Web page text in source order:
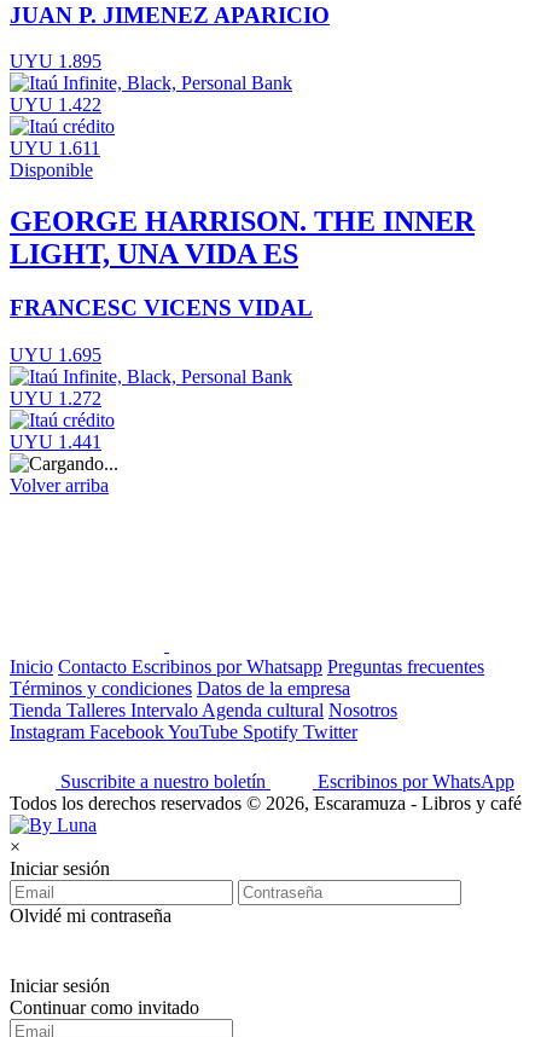
JUAN P. JIMENEZ APARICIO
UYU 1.895
UYU 1.422
UYU 1.611
Disponible
GEORGE HARRISON. THE INNER
LIGHT, UNA VIDA ES
FRANCESC VICENS VIDAL
UYU 1.695
UYU 1.272
UYU 1.441
Volver arriba
Inicio Contacto Escribinos por Whatsapp Preguntas frecuentes
Términos y condiciones Datos de la empresa
Tienda Talleres Intervalo Agenda cultural Nosotros
Instagram FacebookYouTube Spotify Twitter
Suscribite a nuestro boletín
Escribinos por WhatsApp
Todos los derechos reservados © 2026, Escaramuza - Libros y café
×
Iniciar sesión
Olvidé mi contraseña
Iniciar sesión
Continuar como invitado